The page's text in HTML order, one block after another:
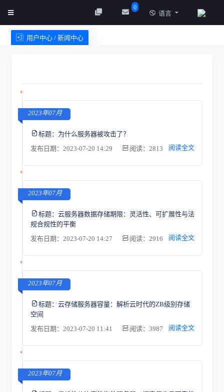
0
语言
用户中心 / 新闻中心
2023年07月
标题： 为什么服务器被攻击了？
发布日期：2023-07-20 14:29
阅读：2813 阅读全文
2023年07月
标题： 云服务器数据存储期限：灵活性、可扩展性与法
规合规性的平衡
发布日期：2023-07-20 14:27
阅读：2916 阅读全文
2023年07月
标题： 云存储服务器容量：解析云时代的ZB级别存储
空间
发布日期：2023-07-20 11:41
阅读：3987 阅读全文
2023年07月